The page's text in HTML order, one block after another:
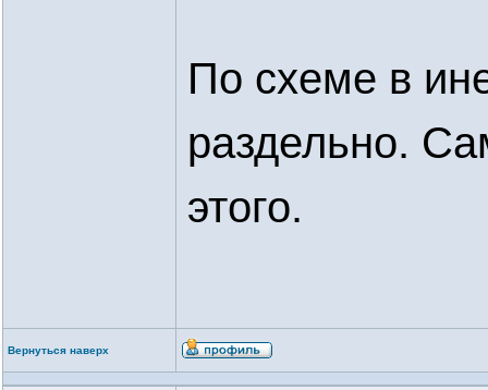
По схеме в
раздельно.
этого.
Вернуться наверх